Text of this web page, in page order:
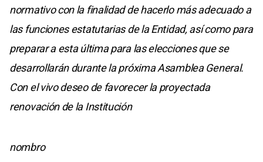
normativo con la finalidad de hacerlo más adecuado a
las funciones estatutarias de la Entidad, así como para
preparar a esta última para las elecciones que se
desarrollarán durante la próxima Asamblea General.
Con el vivo deseo de favorecer la proyectada
renovación de la Institución
nombro